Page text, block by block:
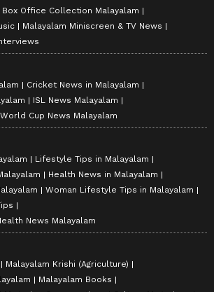
Box Office Collection Malayalam
Malayalam Miniscreen & TV News
Cricket News in Malayalam
ISL News Malayalam
World Cup News Malayalam
Lifestyle Tips in Malayalam
Health News in Malayalam
Woman Lifestyle Tips in Malayalam
News Malayalam
Malayalam Krishi (Agriculture)
Malayalam Books